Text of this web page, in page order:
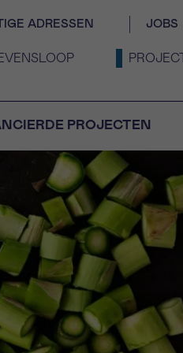
ADRESSEN JOBS
PROJECTEN
Bevestiging